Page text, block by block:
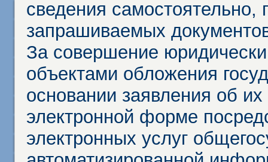
сведения
запрашиваемых
За совершение
объектами обложения
основании заявления об
электронной форме
электронных услуг